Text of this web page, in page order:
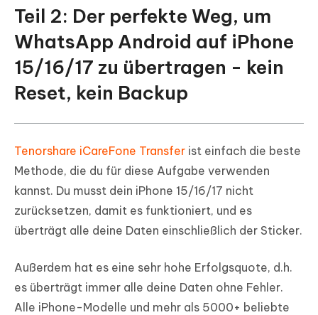
Teil 2: Der perfekte Weg, um
WhatsApp Android auf iPhone
15/16/17 zu übertragen - kein
Reset, kein Backup
Tenorshare iCareFone Transfer ist einfach die beste
Methode, die du für diese Aufgabe verwenden
kannst. Du musst dein iPhone 15/16/17 nicht
zurücksetzen, damit es funktioniert, und es
überträgt alle deine Daten einschließlich der Sticker.
Außerdem hat es eine sehr hohe Erfolgsquote, d.h.
es überträgt immer alle deine Daten ohne Fehler.
Alle iPhone-Modelle und mehr als 5000+ beliebte